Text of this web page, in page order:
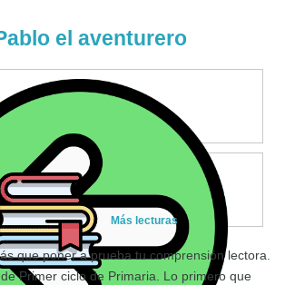
el aventurero
Más lecturas
que poner a prueba tu comprensión lectora.
Primer ciclo de Primaria. Lo primero que